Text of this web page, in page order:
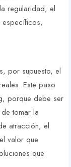
regularidad, el
por supuesto, el
Este paso
porque debe ser
tomar la
atracción, el
valor que
que